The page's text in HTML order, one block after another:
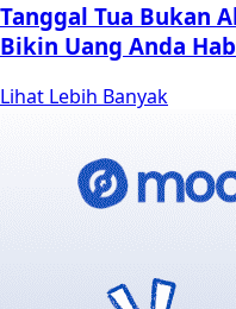
Tanggal Tua Bukan
Bikin Uang Anda
Lihat Lebih Banyak